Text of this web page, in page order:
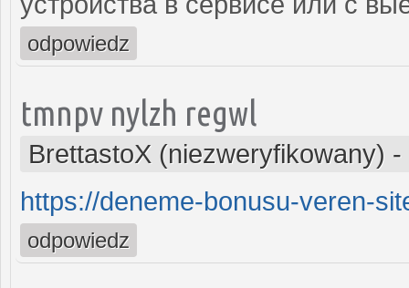
odpowiedz
tmnpv nylzh regwl
BrettastoX (niezweryfikowany) -
https://deneme-bonusu-veren-
odpowiedz